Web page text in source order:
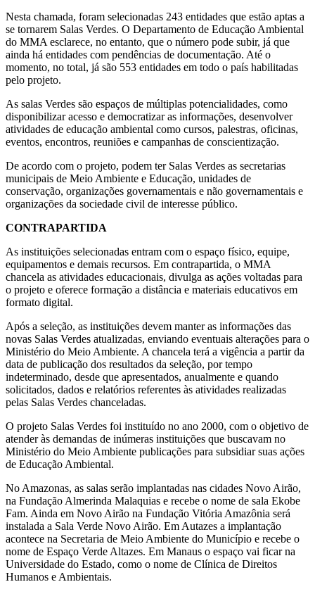
Nesta chamada, foram selecionadas 243 entidades que estão aptas a
se tornarem Salas Verdes. O Departamento de Educação Ambiental
do MMA esclarece, no entanto, que o número pode subir, já que
ainda há entidades com pendências de documentação. Até o
momento, no total, já são 553 entidades em todo o país habilitadas
pelo projeto.
As salas Verdes são espaços de múltiplas potencialidades, como
disponibilizar acesso e democratizar as informações, desenvolver
atividades de educação ambiental como cursos, palestras, oficinas,
eventos, encontros, reuniões e campanhas de conscientização.
De acordo com o projeto, podem ter Salas Verdes as secretarias
municipais de Meio Ambiente e Educação, unidades de
conservação, organizações governamentais e não governamentais e
organizações da sociedade civil de interesse público.
CONTRAPARTIDA
As instituições selecionadas entram com o espaço físico, equipe,
equipamentos e demais recursos. Em contrapartida, o MMA
chancela as atividades educacionais, divulga as ações voltadas para
o projeto e oferece formação a distância e materiais educativos em
formato digital.
Após a seleção, as instituições devem manter as informações das
novas Salas Verdes atualizadas, enviando eventuais alterações para o
Ministério do Meio Ambiente. A chancela terá a vigência a partir da
data de publicação dos resultados da seleção, por tempo
indeterminado, desde que apresentados, anualmente e quando
solicitados, dados e relatórios referentes às atividades realizadas
pelas Salas Verdes chanceladas.
O projeto Salas Verdes foi instituído no ano 2000, com o objetivo de
atender às demandas de inúmeras instituições que buscavam no
Ministério do Meio Ambiente publicações para subsidiar suas ações
de Educação Ambiental.
No Amazonas, as salas serão implantadas nas cidades Novo Airão,
na Fundação Almerinda Malaquias e recebe o nome de sala Ekobe
Fam. Ainda em Novo Airão na Fundação Vitória Amazônia será
instalada a Sala Verde Novo Airão. Em Autazes a implantação
acontece na Secretaria de Meio Ambiente do Município e recebe o
nome de Espaço Verde Altazes. Em Manaus o espaço vai ficar na
Universidade do Estado, como o nome de Clínica de Direitos
Humanos e Ambientais.